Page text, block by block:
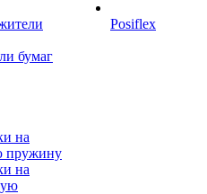
бумаг
на
пружину
на
Posiflex